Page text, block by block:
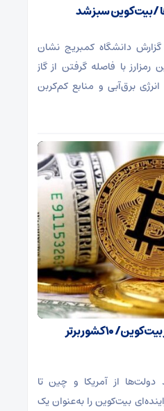
/ بیت‌کوین سبز شد
دانشگاه کمبریج نشان
با فاصله گرفتن از گاز
برق‌آبی و منابع کم‌کربن
رقابت پنهان دولت‌ها بر سر بیت‌کوین/ ۱۰ کشور برتر
دولت‌ها از آمریکا و چین تا
بیت‌کوین را به‌عنوان یک